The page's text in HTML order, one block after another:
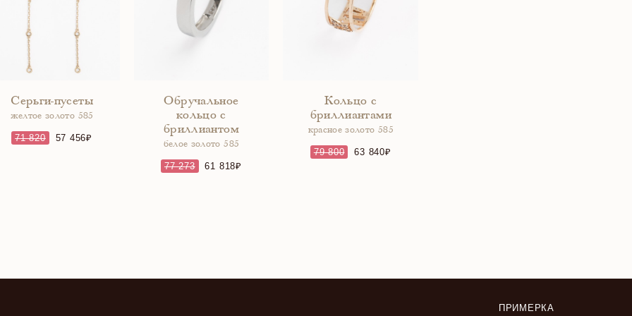
Серьги-пусеты
желтое золото 585
71 820 57 456
Обручальное
кольцо с
бриллиантом
белое золото 585
77 273 61 818
Кольцо с
бриллиантами
красное золото 585
79 800 63 840
ПРИМЕРКА